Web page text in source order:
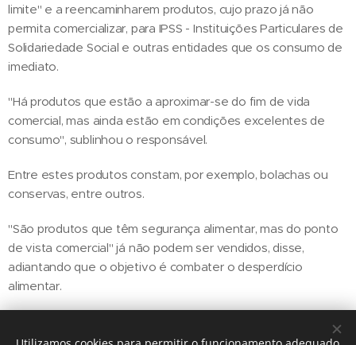
limite" e a reencaminharem produtos, cujo prazo já não
permita comercializar, para IPSS - Instituições Particulares de
Solidariedade Social e outras entidades que os consumo de
imediato.
"Há produtos que estão a aproximar-se do fim de vida
comercial, mas ainda estão em condições excelentes de
consumo", sublinhou o responsável.
Entre estes produtos constam, por exemplo, bolachas ou
conservas, entre outros.
"São produtos que têm segurança alimentar, mas do ponto
de vista comercial" já não podem ser vendidos, disse,
adiantando que o objetivo é combater o desperdício
alimentar.